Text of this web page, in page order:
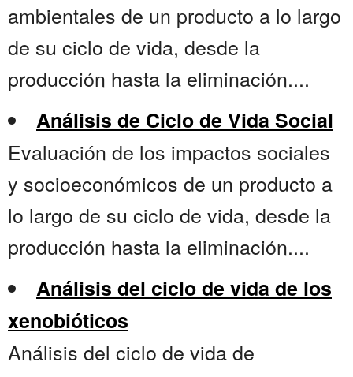
ambientales de un producto a lo largo
de su ciclo de vida, desde la
producción hasta la eliminación....
Análisis de Ciclo de Vida Social
Evaluación de los impactos sociales
y socioeconómicos de un producto a
lo largo de su ciclo de vida, desde la
producción hasta la eliminación....
Análisis del ciclo de vida de los
xenobióticos
Análisis del ciclo de vida de